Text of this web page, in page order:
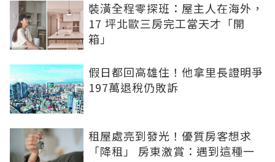
裝潢全程零探班：屋主人在海外，
17 坪北歐三房完工當天才「開
箱」
假日都回高雄住！他拿里長證明爭
197萬退稅仍敗訴
租屋處亮到發光！優質房客想求
「降租」 房東激賞：遇到這種一